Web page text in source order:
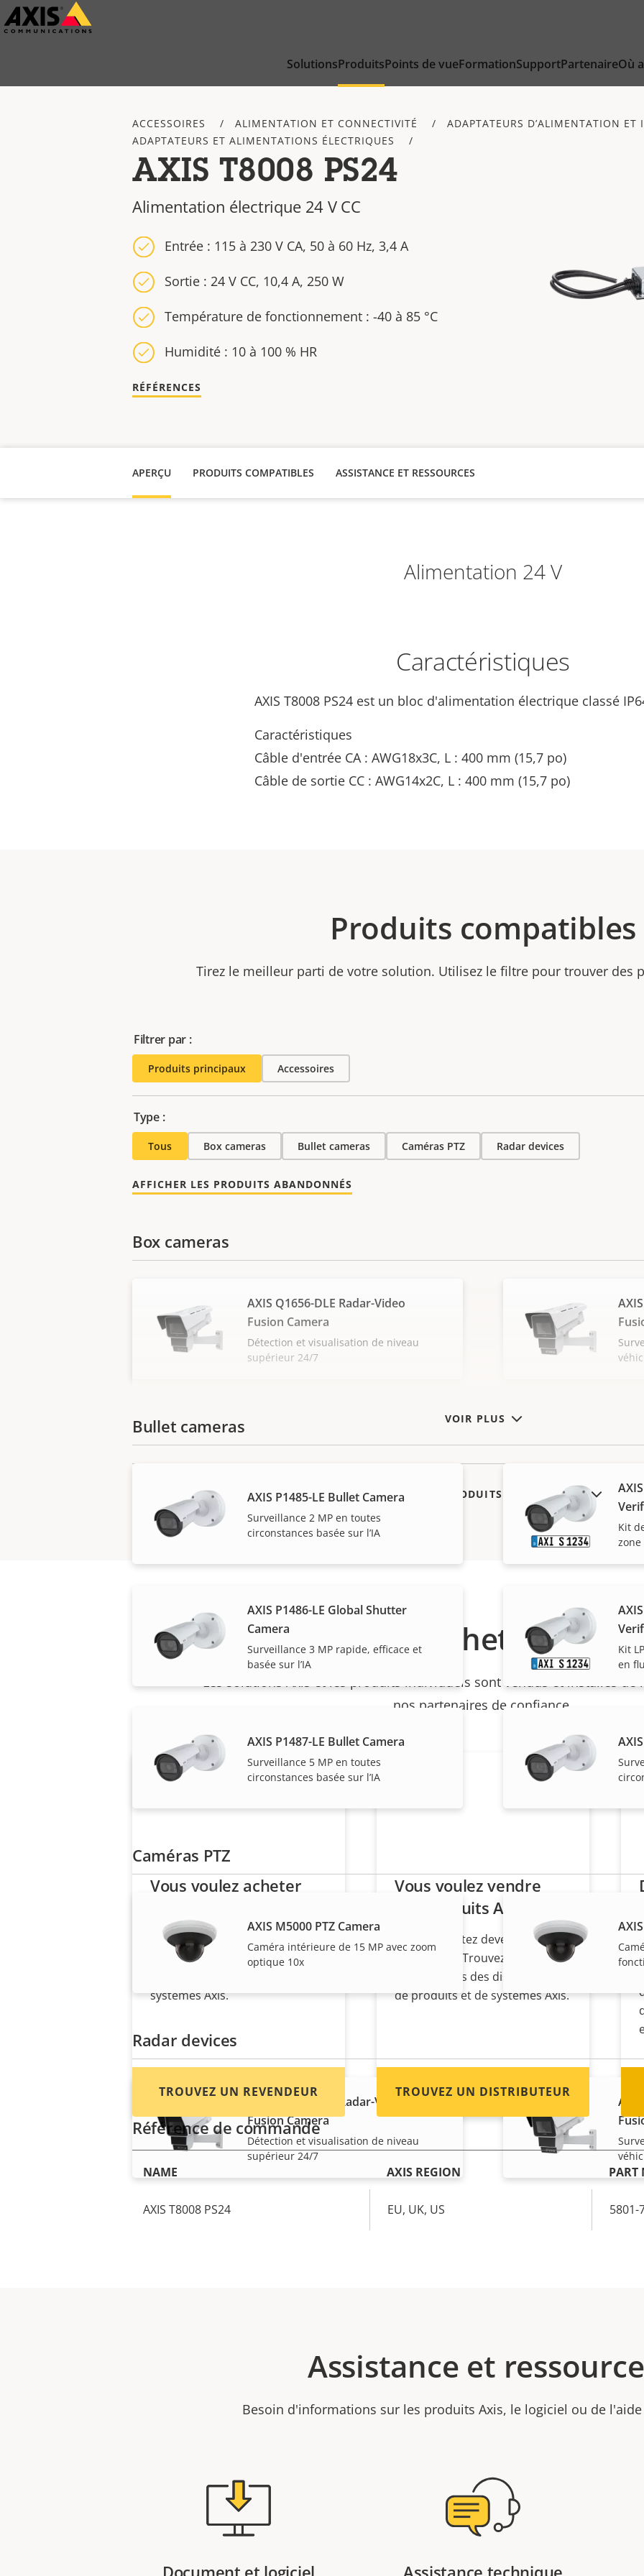
Passer
au
SolutionsProduitsPoints de vueFormationSupportPartenaireOù
ACCESSOIRES ALIMENTATION ET CONNECTIVITÉ
ADAPTATEURS D’ALIMENTATION ET
ADAPTATEURS ET ALIMENTATIONS ÉLECTRIQUES
AXIS T8008 PS24
Alimentation électrique 24 V CC
Entrée : 115 à 230 V CA, 50 à 60 Hz, 3,4 A
Sortie : 24 V CC, 10,4 A, 250 W
Température de fonctionnement : -40 à 85 °C
Humidité : 10 à 100 % HR
RÉFÉRENCES
APERÇU PRODUITS COMPATIBLES ASSISTANCE ET RESSOURCES
Alimentation 24 V
Caractéristiques
AXIS T8008 PS24 est un bloc d'alimentation électrique classé
Caractéristiques
Câble d'entrée CA : AWG18x3C, L : 400 mm (15,7 po)
Câble de sortie CC : AWG14x2C, L : 400 mm (15,7 po)
Produits compatibles
Tirez le meilleur parti de votre solution. Utilisez le filtre pour trouver des
Filtrer par :
Produits principaux Accessoires
Type :
Tous Box cameras Bullet cameras Caméras PTZ Radar devices
AFFICHER LES PRODUITS ABANDONNÉS
VOIR PLUS
Box cameras
AXIS Q1656-DLE Radar-Video
Fusion Camera
Détection et visualisation de niveau
supérieur 24/7
Bullet cameras
AXIS P1485-LE Bullet Camera
Surveillance 2 MP en toutes
circonstances basée sur l’IA
Kit
AXIS P1486-LE Global Shutter
Camera
Surveillance 3 MP rapide, efficace et
basée sur l’IA
Kit
en
AXIS P1487-LE Bullet Camera
Surveillance 5 MP en toutes
circonstances basée sur l’IA
Caméras PTZ
AXIS M5000 PTZ Camera
Caméra intérieure de 15 MP avec zoom
optique 10x
Radar devices
AXIS Q1656-DLE Radar-Video
Fusion Camera
Détection et visualisation de niveau
supérieur 24/7
AFFICHER LES PRODUITS ABANDONNÉS
Acheter
Les solutions Axis et les produits individuels sont vendus et installés de
nos partenaires de confiance.
Vous voulez acheter
Trouvez des revendeurs, des
intégrateurs système et des
systèmes Axis.
TROUVEZ UN REVENDEUR
Vous voulez vendre
des produits Axis ?
Vous souhaitez devenir
revendeur ? Trouvez les
coordonnées des distributeurs
de produits et de systèmes Axis.
TROUVEZ UN DISTRIBUTEUR
Référence de commande
NAME AXIS REGION PART
AXIS T8008 PS24 EU, UK, US
Assistance et
Besoin d'informations sur les produits Axis, le logiciel ou de
Document et logiciel Assistance technique